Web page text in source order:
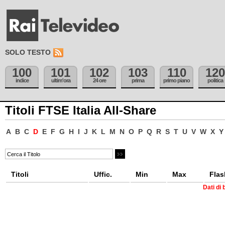
SOLO TESTO
100
indice
101
ultim'ora
102
24 ore
103
prima
110
primo piano
120
politica
Titoli FTSE Italia All-Share
A B C D E F G H I J K L M N O P Q R S T U V W X Y
Titoli Uffic. Min Max
Dati di